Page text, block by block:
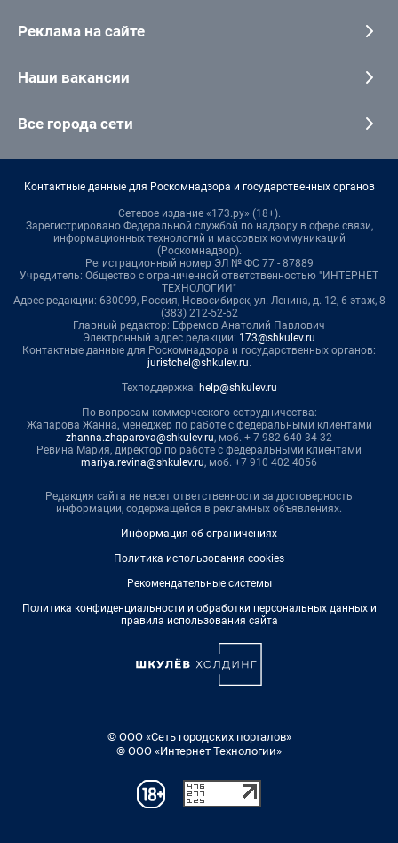
Реклама на сайте
Наши вакансии
Все города сети
Контактные данные для Роскомнадзора и государственных органов
Сетевое издание «173.ру» (18+).
Зарегистрировано Федеральной службой по надзору в сфере связи,
информационных технологий и массовых коммуникаций
(Роскомнадзор).
Регистрационный номер ЭЛ № ФС 77 - 87889
Учредитель: Общество с ограниченной ответственностью "ИНТЕРНЕТ
ТЕХНОЛОГИИ"
Адрес редакции: 630099, Россия, Новосибирск, ул. Ленина, д. 12, 6 этаж, 8
(383) 212-52-52
Главный редактор: Ефремов Анатолий Павлович
Электронный адрес редакции: 173@shkulev.ru
Контактные данные для Роскомнадзора и государственных органов:
juristchel@shkulev.ru.
Техподдержка: help@shkulev.ru
По вопросам коммерческого сотрудничества:
Жапарова Жанна, менеджер по работе с федеральными клиентами
zhanna.zhaparova@shkulev.ru, моб. + 7 982 640 34 32
Ревина Мария, директор по работе с федеральными клиентами
mariya.revina@shkulev.ru, моб. +7 910 402 4056
Редакция сайта не несет ответственности за достоверность
информации, содержащейся в рекламных объявлениях.
Информация об ограничениях
Политика использования cookies
Рекомендательные системы
Политика конфиденциальности и обработки персональных данных и
правила использования сайта
© ООО «Сеть городских порталов»
© ООО «Интернет Технологии»